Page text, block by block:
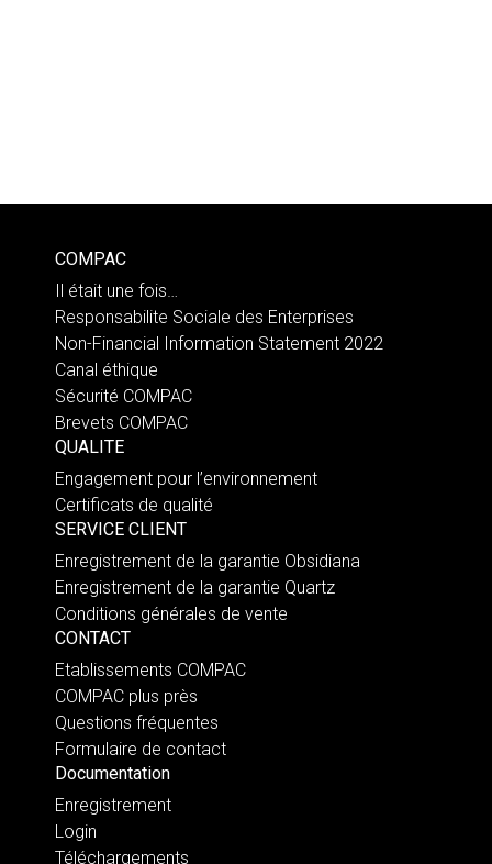
COMPAC
Il était une fois…
Responsabilite Sociale des Enterprises
Non-Financial Information Statement 2022
Canal éthique
Sécurité COMPAC
Brevets COMPAC
QUALITE
Engagement pour l’environnement
Certificats de qualité
SERVICE CLIENT
Enregistrement de la garantie Obsidiana
Enregistrement de la garantie Quartz
Conditions générales de vente
CONTACT
Etablissements COMPAC
COMPAC plus près
Questions fréquentes
Formulaire de contact
Documentation
Enregistrement
Login
Téléchargements